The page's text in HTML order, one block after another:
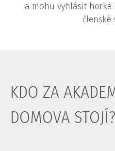
a mohu vyhlásit horké
členské
KDO ZA
DOMOVA STOJÍ?